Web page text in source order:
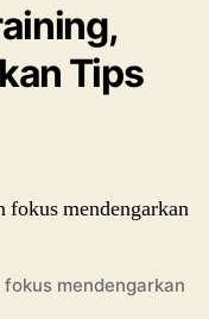
Tips
mendengarkan